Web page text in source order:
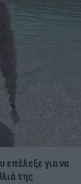
επέλεξε για να
της